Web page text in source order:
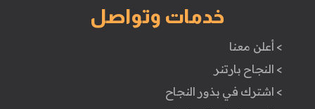
خدمات وتواصل
> أعلن معنا
> النجاح بارتنر
> اشترك في بذور النجاح